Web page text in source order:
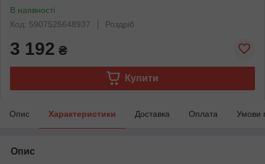
В наявності
Код: 5907525648937
Роздріб
3 192 ₴
Купити
Опис Характеристики Доставка Оплата Умови
Опис